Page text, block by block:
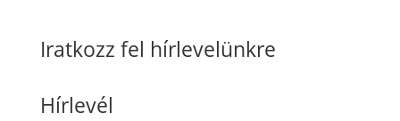
Iratkozz fel hírlevelünkre
Hírlevél